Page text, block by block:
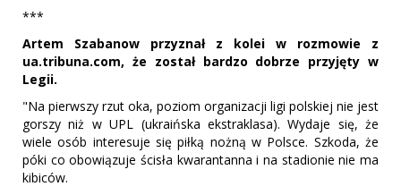
***
Artem Szabanow przyznał z kolei w rozmowie z
ua.tribuna.com, że został bardzo dobrze przyjęty w
Legii.
"Na pierwszy rzut oka, poziom organizacji ligi polskiej nie jest
gorszy niż w UPL (ukraińska ekstraklasa). Wydaje się, że
wiele osób interesuje się piłką nożną w Polsce. Szkoda, że
póki co obowiązuje ścisła kwarantanna i na stadionie nie ma
kibiców.